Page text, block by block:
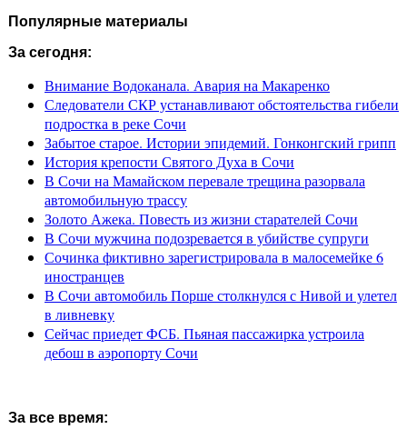
Популярные материалы
За сегодня:
Внимание Водоканала. Авария на Макаренко
Следователи СКР устанавливают обстоятельства гибели
подростка в реке Сочи
Забытое старое. Истории эпидемий. Гонконгский грипп
История крепости Святого Духа в Сочи
В Сочи на Мамайском перевале трещина разорвала
автомобильную трассу
Золото Ажека. Повесть из жизни старателей Сочи
В Сочи мужчина подозревается в убийстве супруги
Сочинка фиктивно зарегистрировала в малосемейке 6
иностранцев
В Сочи автомобиль Порше столкнулся с Нивой и улетел
в ливневку
Сейчас приедет ФСБ. Пьяная пассажирка устроила
дебош в аэропорту Сочи
За все время: